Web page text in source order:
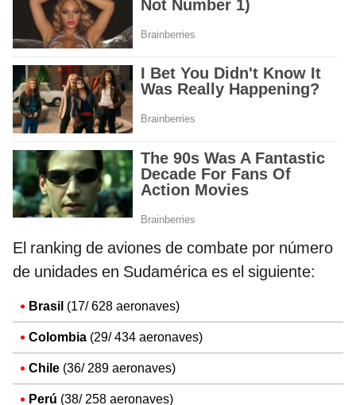
El ranking de aviones de combate por número
de unidades en Sudamérica es el siguiente:
Brasil (17/ 628 aeronaves)
Colombia (29/ 434 aeronaves)
Chile (36/ 289 aeronaves)
Perú (38/ 258 aeronaves)